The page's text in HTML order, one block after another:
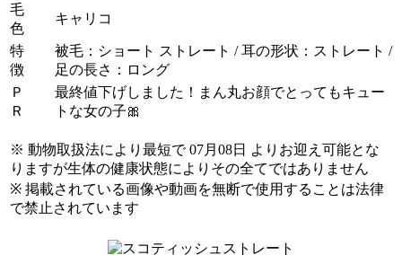
毛
色
キャリコ
特
徴
被毛：ショート ストレート / 耳の形状：ストレート /
足の長さ：ロング
Ｐ
Ｒ
最終値下げしました！まん丸お顔でとってもキュー
トな女の子🎀
※ 動物取扱法により最短で 07月08日 よりお迎え可能とな
りますが生体の健康状態によりその全てではありません
※ 掲載されている画像や動画を無断で使用することは法律
で禁止されています